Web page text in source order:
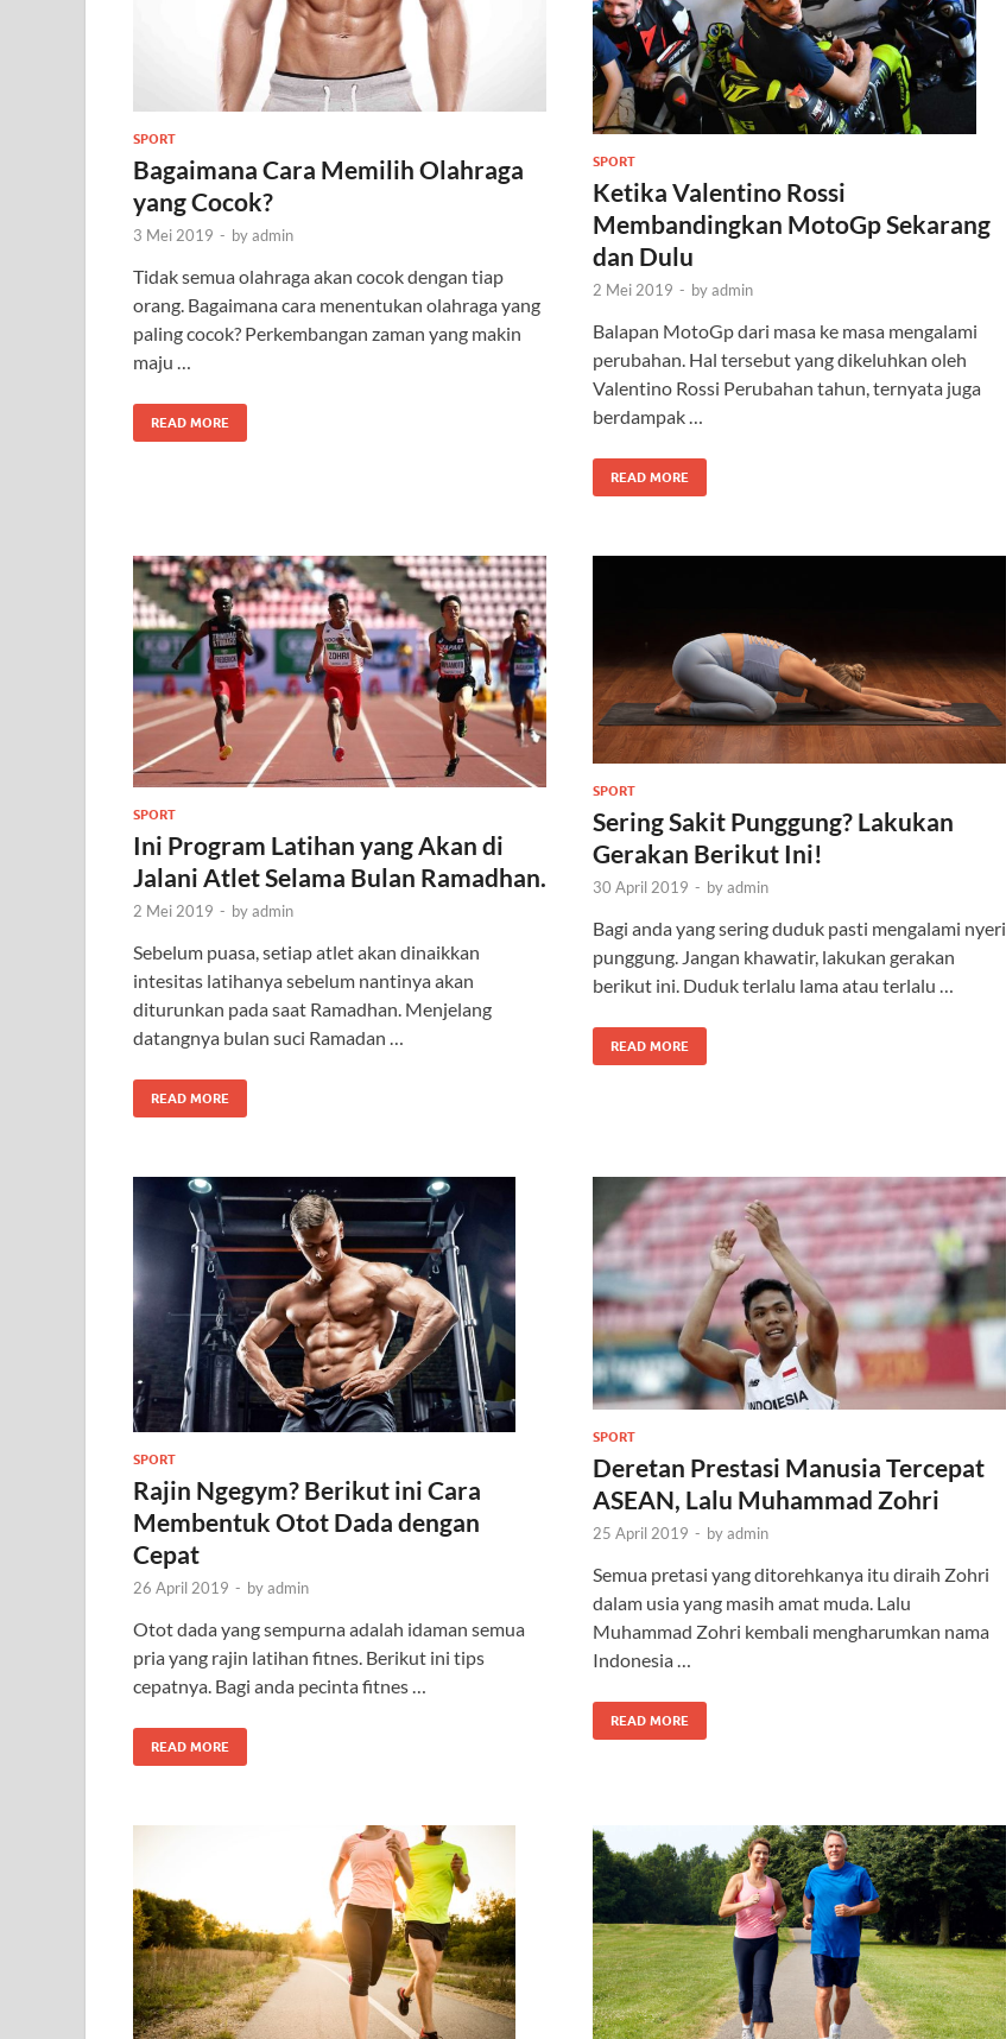
SPORT
Bagaimana Cara Memilih Olahraga
yang Cocok?
3 Mei 2019 - byadmin
Tidak semua olahraga akan cocok dengan tiap
orang. Bagaimana cara menentukan olahraga yang
paling cocok? Perkembangan zaman yang makin
maju …
READ MORE
SPORT
Ketika Valentino Rossi
Membandingkan MotoGp Sekarang
dan Dulu
2 Mei 2019 - byadmin
Balapan MotoGp dari masa ke masa mengalami
perubahan. Hal tersebut yang dikeluhkan oleh
Valentino Rossi Perubahan tahun, ternyata juga
berdampak …
READ MORE
SPORT
Ini Program Latihan yang Akan di
Jalani Atlet Selama Bulan Ramadhan.
2 Mei 2019 - byadmin
Sebelum puasa, setiap atlet akan dinaikkan
intesitas latihanya sebelum nantinya akan
diturunkan pada saat Ramadhan. Menjelang
datangnya bulan suci Ramadan …
READ MORE
SPORT
Sering Sakit Punggung? Lakukan
Gerakan Berikut Ini!
30 April 2019 - byadmin
Bagi anda yang sering duduk pasti mengalami nyeri
punggung. Jangan khawatir, lakukan gerakan
berikut ini. Duduk terlalu lama atau terlalu …
READ MORE
SPORT
Rajin Ngegym? Berikut ini Cara
Membentuk Otot Dada dengan
Cepat
26 April 2019 - byadmin
Otot dada yang sempurna adalah idaman semua
pria yang rajin latihan fitnes. Berikut ini tips
cepatnya. Bagi anda pecinta fitnes …
READ MORE
SPORT
Deretan Prestasi Manusia Tercepat
ASEAN, Lalu Muhammad Zohri
25 April 2019 - byadmin
Semua pretasi yang ditorehkanya itu diraih Zohri
dalam usia yang masih amat muda. Lalu
Muhammad Zohri kembali mengharumkan nama
Indonesia …
READ MORE